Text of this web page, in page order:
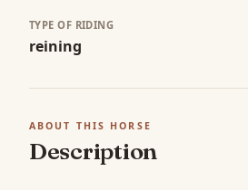
TYPE OF RIDING
reining
ABOUT THIS HORSE
Description